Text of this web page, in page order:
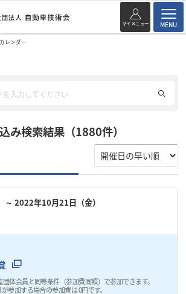
マイメニュー MENU
レンダー
み検索結果（1880件）
～ 2022年10月21日（金）
体会員と同等条件（参加費同額）で参加できます。
参加する場合の参加費は 0円です。